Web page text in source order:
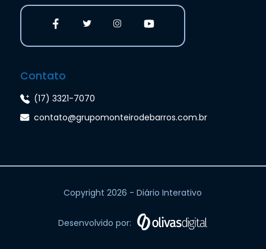
Contato
(17) 3321-7070
contato@grupomonteirodebarros.com.br
Copyright 2026 - Diário Interativo
Desenvolvido por: